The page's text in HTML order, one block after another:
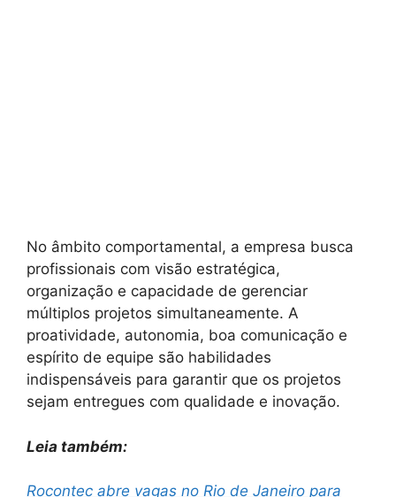
No âmbito comportamental, a empresa busca
profissionais com visão estratégica,
organização e capacidade de gerenciar
múltiplos projetos simultaneamente. A
proatividade, autonomia, boa comunicação e
espírito de equipe são habilidades
indispensáveis para garantir que os projetos
sejam entregues com qualidade e inovação.
Leia também:
Rocontec abre vagas no Rio de Janeiro para